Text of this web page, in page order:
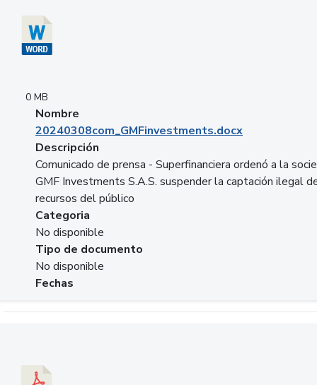
0 MB
Nombre
20240308com_GMFinvestments.docx
Descripción
Comunicado de prensa - Superfinanciera ordenó a la
GMF Investments S.A.S. suspender la captación ilegal
recursos del público
Categoria
No disponible
Tipo de documento
No disponible
Fechas